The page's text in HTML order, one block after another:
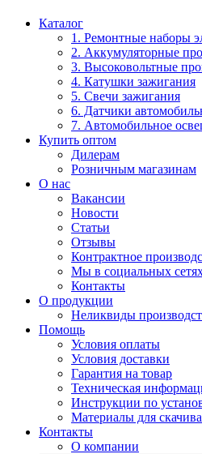
Каталог
1. Ремонтные наборы
2. Аккумуляторные
3. Высоковольтные
4. Катушки зажигания
5. Свечи зажигания
6. Датчики
7. Автомобильное
Купить оптом
Дилерам
Розничным магазинам
О нас
Вакансии
Новости
Статьи
Отзывы
Контрактное
Мы в социальных
Контакты
О продукции
Неликвиды
Помощь
Условия оплаты
Условия доставки
Гарантия на товар
Техническая
Инструкции по
Материалы для
Контакты
О компании